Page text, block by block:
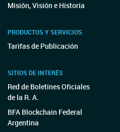
Misión, Visión e Historia
PRODUCTOS Y SERVICIOS
Tarifas de Publicación
SITIOS DE INTERÉS
Red de Boletines Oficiales
de la R. A.
BFA Blockchain Federal
Argentina